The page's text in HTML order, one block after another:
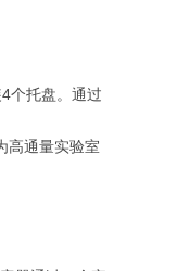
个托盘。通过
高通量实验室